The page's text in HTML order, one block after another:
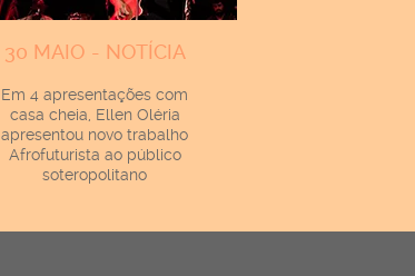
30 MAIO - NOTÍCIA
Em 4 apresentações com
casa cheia, Ellen Oléria
apresentou novo trabalho
Afrofuturista ao público
soteropolitano